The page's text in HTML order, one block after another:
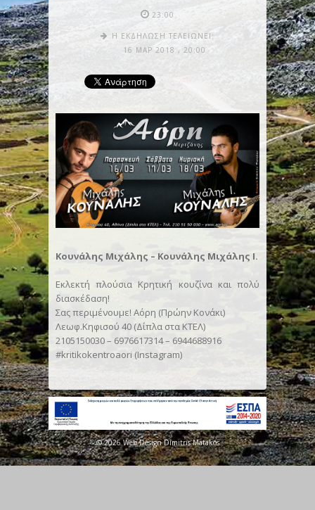
23:00
Η ΕΚΔΉΛΩΣΗ ΤΕΛΕΙΏΝΕΙ:
16 ΜΑΡ 2018 , 20:00
Κουνάλης Μιχάλης – Κουνάλης Μιχάλης Ι.
Εκλεκτή πλούσια Κρητική κουζίνα και πολύ
διασκέδαση!
Σας περιμένουμε! Αόρη (Πρώην Κονάκι)
Λεωφ.Κηφισού 40 (Δίπλα στα ΚΤΕΛ)
2105150030 – 6976617314 – 6944688916
#kritikokentroaori (Instagram)
© 2026 Web Design Dimitris Matakos